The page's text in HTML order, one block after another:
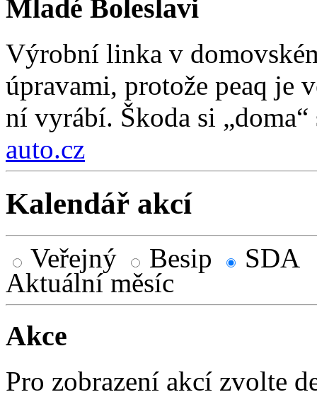
Mladé Boleslavi
Výrobní linka v
úpravami, protože peaq je
ní vyrábí. Škoda si
auto.cz
Kalendář akcí
Veřejný Besip
SDA
Aktuální měsíc
Akce
Pro zobrazení akcí zvolte